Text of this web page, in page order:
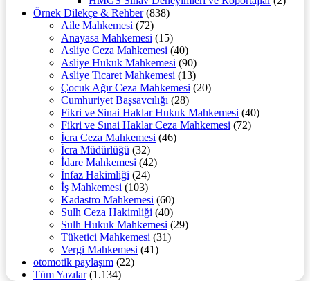
Örnek Dilekçe & Rehber(838)
Aile Mahkemesi (72)
Anayasa Mahkemesi (15)
Asliye Ceza Mahkemesi (40)
Asliye Hukuk Mahkemesi (90)
Asliye Ticaret Mahkemesi (13)
Çocuk Ağır Ceza Mahkemesi (20)
Cumhuriyet Başsavcılığı (28)
Fikri ve Sinai Haklar Hukuk Mahkemesi (40)
Fikri ve Sınai Haklar Ceza Mahkemesi (72)
İcra Ceza Mahkemesi (46)
İcra Müdürlüğü (32)
İdare Mahkemesi (42)
İnfaz Hakimliği (24)
İş Mahkemesi (103)
Kadastro Mahkemesi (60)
Sulh Ceza Hakimliği (40)
Sulh Hukuk Mahkemesi (29)
Tüketici Mahkemesi (31)
Vergi Mahkemesi (41)
otomotik paylaşım (22)
Tüm Yazılar(1.134)